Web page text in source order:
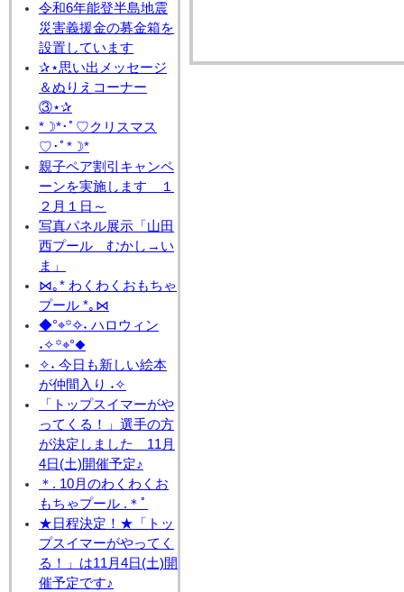
令和6年能登半島地震
災害義援金の募金箱を
設置しています
✰⋆思い出メッセージ
＆ぬりえコーナー
③⋆✰
*☽*･ﾟ♡クリスマス
♡･ﾟ*☽*
親子ペア割引キャンペ
ーンを実施します １
２月１日～
写真パネル展示「山田
西プール むかし→い
ま」
⋈｡* わくわくおもちゃ
プール *｡⋈
◆°⌖꙳✧˖ ハロウィン
˖✧꙳⌖°◆
✧˖ 今日も新しい絵本
が仲間入り ˖✧
「トップスイマーがや
ってくる！」選手の方
が決定しました 11月
4日(土)開催予定♪
＊. 10月のわくわくお
もちゃプール .＊ﾟ
★日程決定！★「トッ
プスイマーがやってく
る！」は11月4日(土)開
催予定です♪